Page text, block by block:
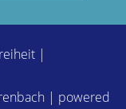
|
| powered